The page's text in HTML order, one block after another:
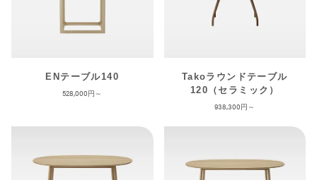
ENテーブル140
528,000
Takoラウンドテーブル
120（セラミック）
938,300